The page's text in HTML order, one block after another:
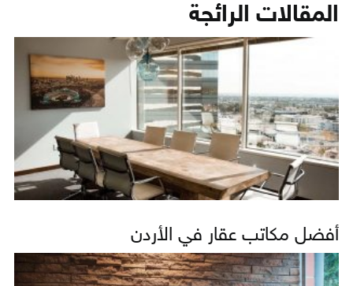
المقالات الرائجة
أفضل مكاتب عقار في الأردن